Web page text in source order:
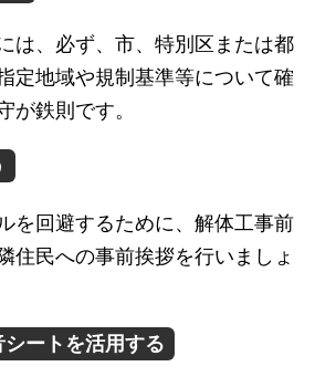
は、必ず、市、特別区または都
定地域や規制基準等について確
が鉄則です。
を回避するために、解体工事前
住民への事前挨拶を行いましょ
ートを活用する